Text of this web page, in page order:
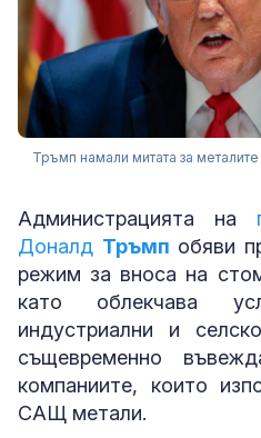
Тръмп намали митата за
Администрацията на
Доналд Тръмп обяви
режим за вноса на
като облекчава
индустриални и
същевременно
компаниите, които
САЩ метали.